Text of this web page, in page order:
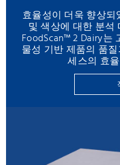
효율성이 더욱 향상되
및 색상에 대한 분석
FoodScan™ 2 Dairy는
물성 기반 제품의 품
세스의 효